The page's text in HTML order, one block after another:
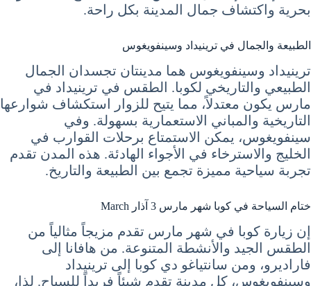
بحرية واكتشاف جمال المدينة بكل راحة.
الطبيعة والجمال في ترينيداد وسينفويغوس
ترينيداد وسينفويغوس هما مدينتان تجسدان الجمال
الطبيعي والتاريخي لكوبا. الطقس في ترينيداد في
مارس يكون معتدلاً، مما يتيح للزوار استكشاف شوارعها
التاريخية والمباني الاستعمارية بسهولة. وفي
سينفويغوس، يمكن الاستمتاع برحلات القوارب في
الخليج والاسترخاء في الأجواء الهادئة. هذه المدن تقدم
تجربة سياحية مميزة تجمع بين الطبيعة والتاريخ.
ختام السياحة في كوبا شهر مارس 3 آذار March
إن زيارة كوبا في شهر مارس تقدم مزيجاً مثالياً من
الطقس الجيد والأنشطة المتنوعة. من هافانا إلى
فاراديرو، ومن سانتياغو دي كوبا إلى ترينيداد
وسينفويغوس، كل مدينة تقدم شيئاً فريداً للسياح. لذا،